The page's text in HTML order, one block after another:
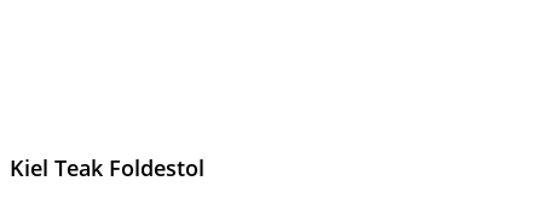
Kiel Teak Foldestol